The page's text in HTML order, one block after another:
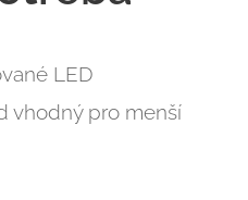
LED
vhodný pro menší